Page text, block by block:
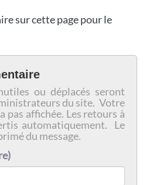
sur cette page pour le
ou déplacés seront
du site. Votre
pas affichée. Les retours à
automatiquement. Le
du message.